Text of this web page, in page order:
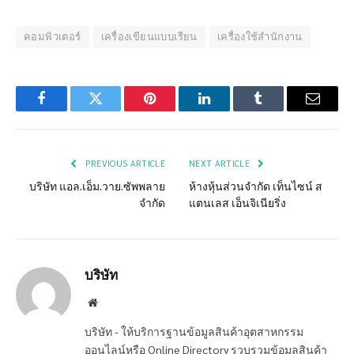
คอมพิวเตอร์ เครื่องเขียนแบบเรียน เครื่องใช้สำนักงาน
FacebookTwitter Pinterest LinkedInTumblr Email
PREVIOUS ARTICLE
บริษัท แอล.เอ็ม.วาย.ซัพพลาย
จำกัด
NEXT ARTICLE
ห้างหุ้นส่วนจำกัด เท็นไซน์ ส
แตนเลส เอ็นจิเนียริ่ง
บริษัท
Website
บริษัท - ให้บริการฐานข้อมูลสินค้าอุตสาหกรรม
ออนไลน์หรือ Online Directory รวบรวมข้อมูลสินค้า